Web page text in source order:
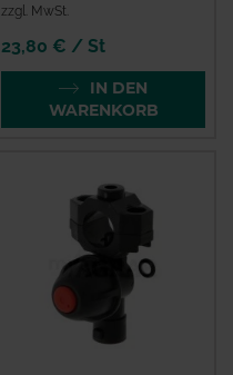
zzgl. MwSt.
23,80 € / St
IN DEN
WARENKORB